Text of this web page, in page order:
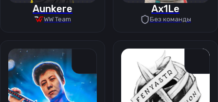
Aunkere
WW Team
Ax1Le
Без команды